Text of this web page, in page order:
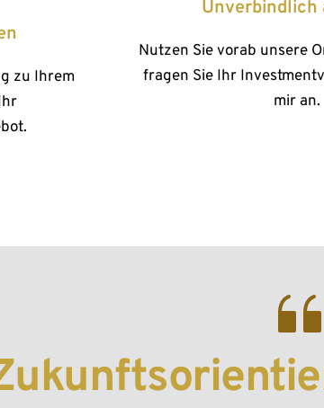
zu Ihrem
Unverbindlich
Nutzen Sie vorab unsere
fragen Sie Ihr
mir an.